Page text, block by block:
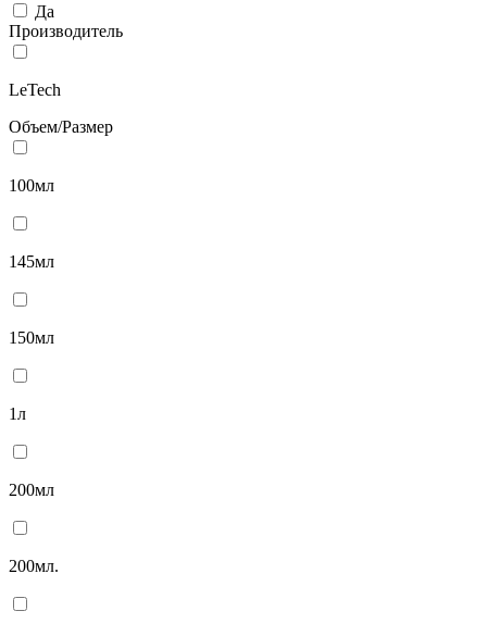
Да
Производитель
LeTech
Объем/Размер
100мл
145мл
150мл
1л
200мл
200мл.